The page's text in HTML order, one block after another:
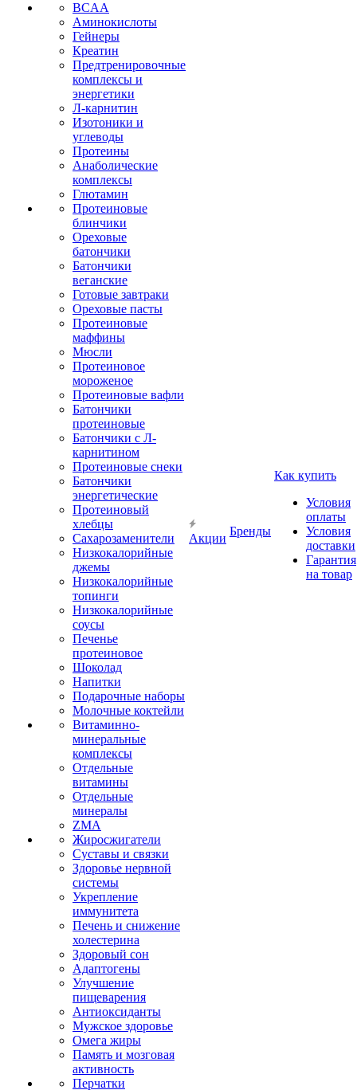
BCAA
Аминокислоты
Гейнеры
Креатин
Предтренировочные
комплексы и
энергетики
Л-карнитин
Изотоники и
углеводы
Протеины
Анаболические
комплексы
Глютамин
Протеиновые
блинчики
Ореховые
батончики
Батончики
веганские
Готовые завтраки
Ореховые пасты
Протеиновые
маффины
Мюсли
Протеиновое
мороженое
Протеиновые вафли
Батончики
протеиновые
Батончики с Л-
карнитином
Протеиновые снеки
Батончики
энергетические
Протеиновый
хлебцы
Сахарозаменители
Низкокалорийные
джемы
Низкокалорийные
топинги
Низкокалорийные
соусы
Печенье
протеиновое
Шоколад
Напитки
Подарочные наборы
Молочные коктейли
Витаминно-
минеральные
комплексы
Отдельные
витамины
Отдельные
минералы
ZMA
Жиросжигатели
Суставы и связки
Здоровье нервной
системы
Укрепление
иммунитета
Печень и снижение
холестерина
Здоровый сон
Адаптогены
Улучшение
пищеварения
Антиоксиданты
Мужское здоровье
Омега жиры
Память и мозговая
активность
Перчатки
Акции
Бренды
Как купить
Условия
оплаты
Условия
доставки
Гарантия
на товар